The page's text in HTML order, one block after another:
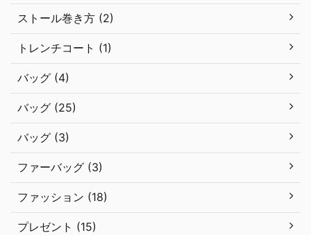
ストール巻き方 (2)
トレンチコート (1)
バッグ (4)
バッグ (25)
バッグ (3)
ファーバッグ (3)
ファッション (18)
プレゼント (15)